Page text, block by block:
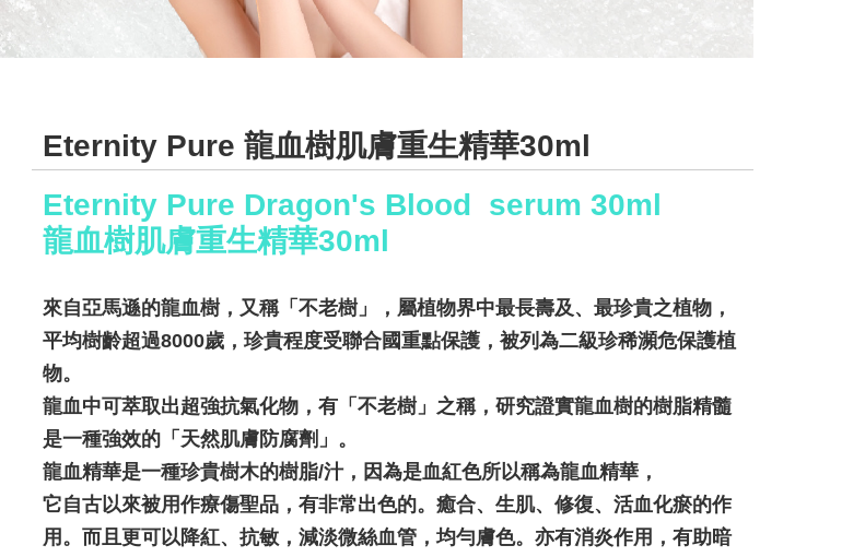
Eternity Pure 龍血樹肌膚重生精華30ml
Eternity Pure Dragon's Blood serum 30ml
龍血樹肌膚重生精華30ml
來自亞馬遜的龍血樹，又稱「不老樹」，屬植物界中最長壽及、最珍貴之植物，
平均樹齡超過8000歲，珍貴程度受聯合國重點保護，被列為二級珍稀瀕危保護植
物。
龍血中可萃取出超強抗氣化物，有「不老樹」之稱，研究證實龍血樹的樹脂精髓
是一種強效的「天然肌膚防腐劑」。
龍血精華是一種珍貴樹木的樹脂/汁，因為是血紅色所以稱為龍血精華，
它自古以來被用作療傷聖品，有非常出色的。癒合、生肌、修復、活血化瘀的作
用。而且更可以降紅、抗敏，減淡微絲血管，均勻膚色。亦有消炎作用，有助暗